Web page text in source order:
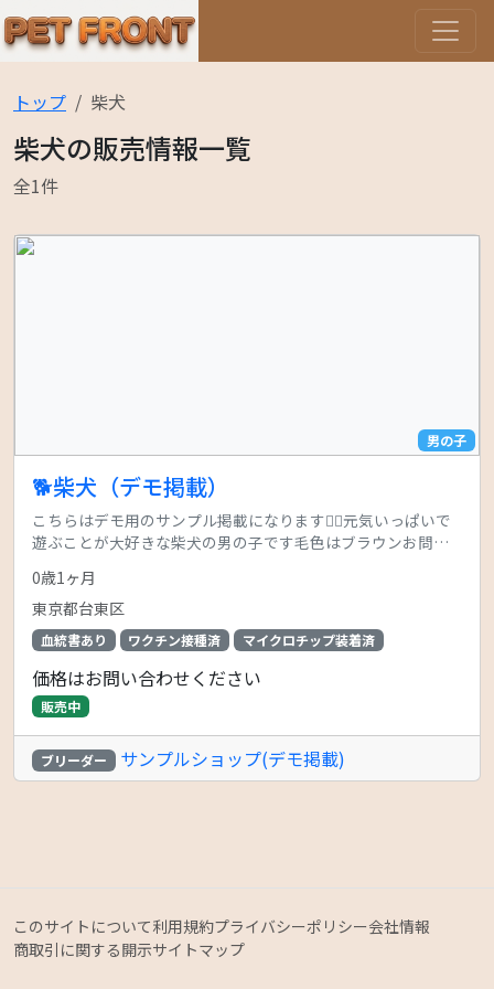
トップ 柴犬
柴犬の販売情報一覧
全1件
男の子
🐕柴犬（デモ掲載）
こちらはデモ用のサンプル掲載になります🙇‍♂️元気いっぱいで
遊ぶことが大好きな柴犬の男の子です毛色はブラウンお問い
0歳1ヶ月
東京都台東区
血統書あり ワクチン接種済 マイクロチップ装着済
価格はお問い合わせください
販売中
ブリーダー サンプルショップ(デモ掲載)
このサイトについて利用規約プライバシーポリシー会社情報
商取引に関する開示サイトマップ